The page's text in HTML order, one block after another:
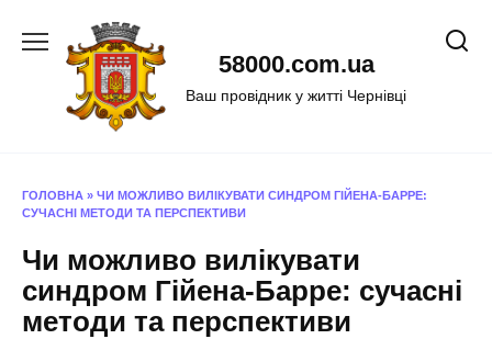
58000.com.ua
Ваш провідник у житті Чернівці
ГОЛОВНА » ЧИ МОЖЛИВО ВИЛІКУВАТИ СИНДРОМ ГІЙЕНА-БАРРЕ:
СУЧАСНІ МЕТОДИ ТА ПЕРСПЕКТИВИ
Чи можливо вилікувати
синдром Гійена-Барре: сучасні
методи та перспективи